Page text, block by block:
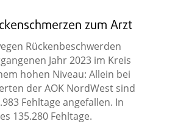
zum Arzt
Rückenbeschwerden
Jahr 2023 im Kreis
hohen Niveau: Allein bei
der AOK NordWest sind
Fehltage angefallen. In
135.280 Fehltage.